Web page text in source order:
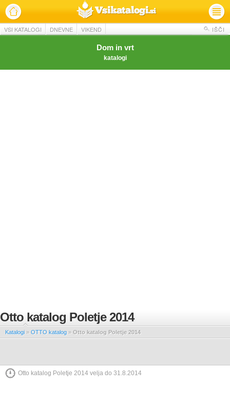
VSI KATALOGI DNEVNE VIKEND IŠČI
Dom in vrt
katalogi
Otto katalog Poletje 2014
Katalogi » OTTO katalog » Otto katalog Poletje 2014
Otto katalog Poletje 2014 velja do 31.8.2014